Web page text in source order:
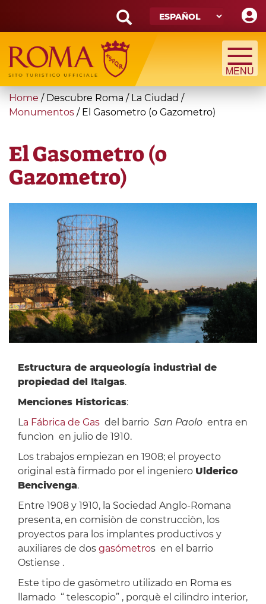
main
content
Search
form
Búsqueda
You
are
Home / Descubre Roma / La Ciudad /
Monumentos / El Gasometro (o Gazometro)
El Gasometro (o
Gazometro)
Estructura de arqueología industrìal de
propiedad del Italgas.
Menciones Historicas:
La Fábrica de Gasdel barrio San Paoloentra en
funcìon en julio de 1910.
Los trabajos empiezan en 1908; el proyecto
original està firmado por el ingeniero Ulderico
Bencivenga.
Entre 1908 y 1910, la Sociedad Anglo-Romana
presenta, en comisiòn de construcciòn, los
proyectos para los implantes productivos y
auxiliares de dos gasómetros en el barrio
Ostiense .
Este tipo de gasòmetro utilizado en Roma es
llamado “ telescopio” , porquè el cilindro interior,